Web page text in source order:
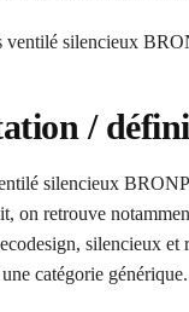
/
silencieux
on retrouve
silencieux et
catégorie générique.